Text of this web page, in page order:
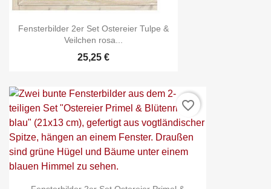
Fensterbilder 2er Set Ostereier Tulpe &
Veilchen rosa...
25,25 €
favorite_border